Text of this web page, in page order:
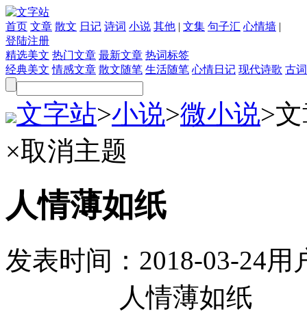
首页 文章 散文 日记 诗词 小说 其他 | 文集 句子汇 心情墙 |
登陆注册
精选美文 热门文章 最新文章 热词标签
经典美文 情感文章 散文随笔 生活随笔 心情日记 现代诗歌 古
文字站>小说>微小说>
×取消主题
人情薄如纸
发表时间： 2018-03-24用
人情薄如纸